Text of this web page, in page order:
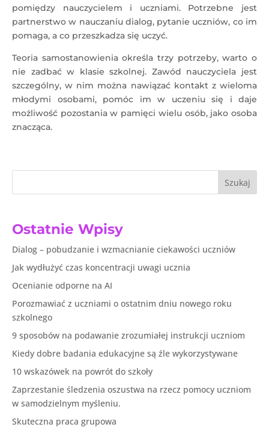
pomiędzy nauczycielem i uczniami. Potrzebne jest
partnerstwo w nauczaniu dialog, pytanie uczniów, co im
pomaga, a co przeszkadza się uczyć.
Teoria samostanowienia określa trzy potrzeby, warto o
nie zadbać w klasie szkolnej. Zawód nauczyciela jest
szczególny, w nim można nawiązać kontakt z wieloma
młodymi osobami, pomóc im w uczeniu się i daje
możliwość pozostania w pamięci wielu osób, jako osoba
znacząca.
Szukaj
Ostatnie Wpisy
Dialog – pobudzanie i wzmacnianie ciekawości uczniów
Jak wydłużyć czas koncentracji uwagi ucznia
Ocenianie odporne na AI
Porozmawiać z uczniami o ostatnim dniu nowego roku
szkolnego
9 sposobów na podawanie zrozumiałej instrukcji uczniom
Kiedy dobre badania edukacyjne są źle wykorzystywane
10 wskazówek na powrót do szkoły
Zaprzestanie śledzenia oszustwa na rzecz pomocy uczniom
w samodzielnym myśleniu.
Skuteczna praca grupowa